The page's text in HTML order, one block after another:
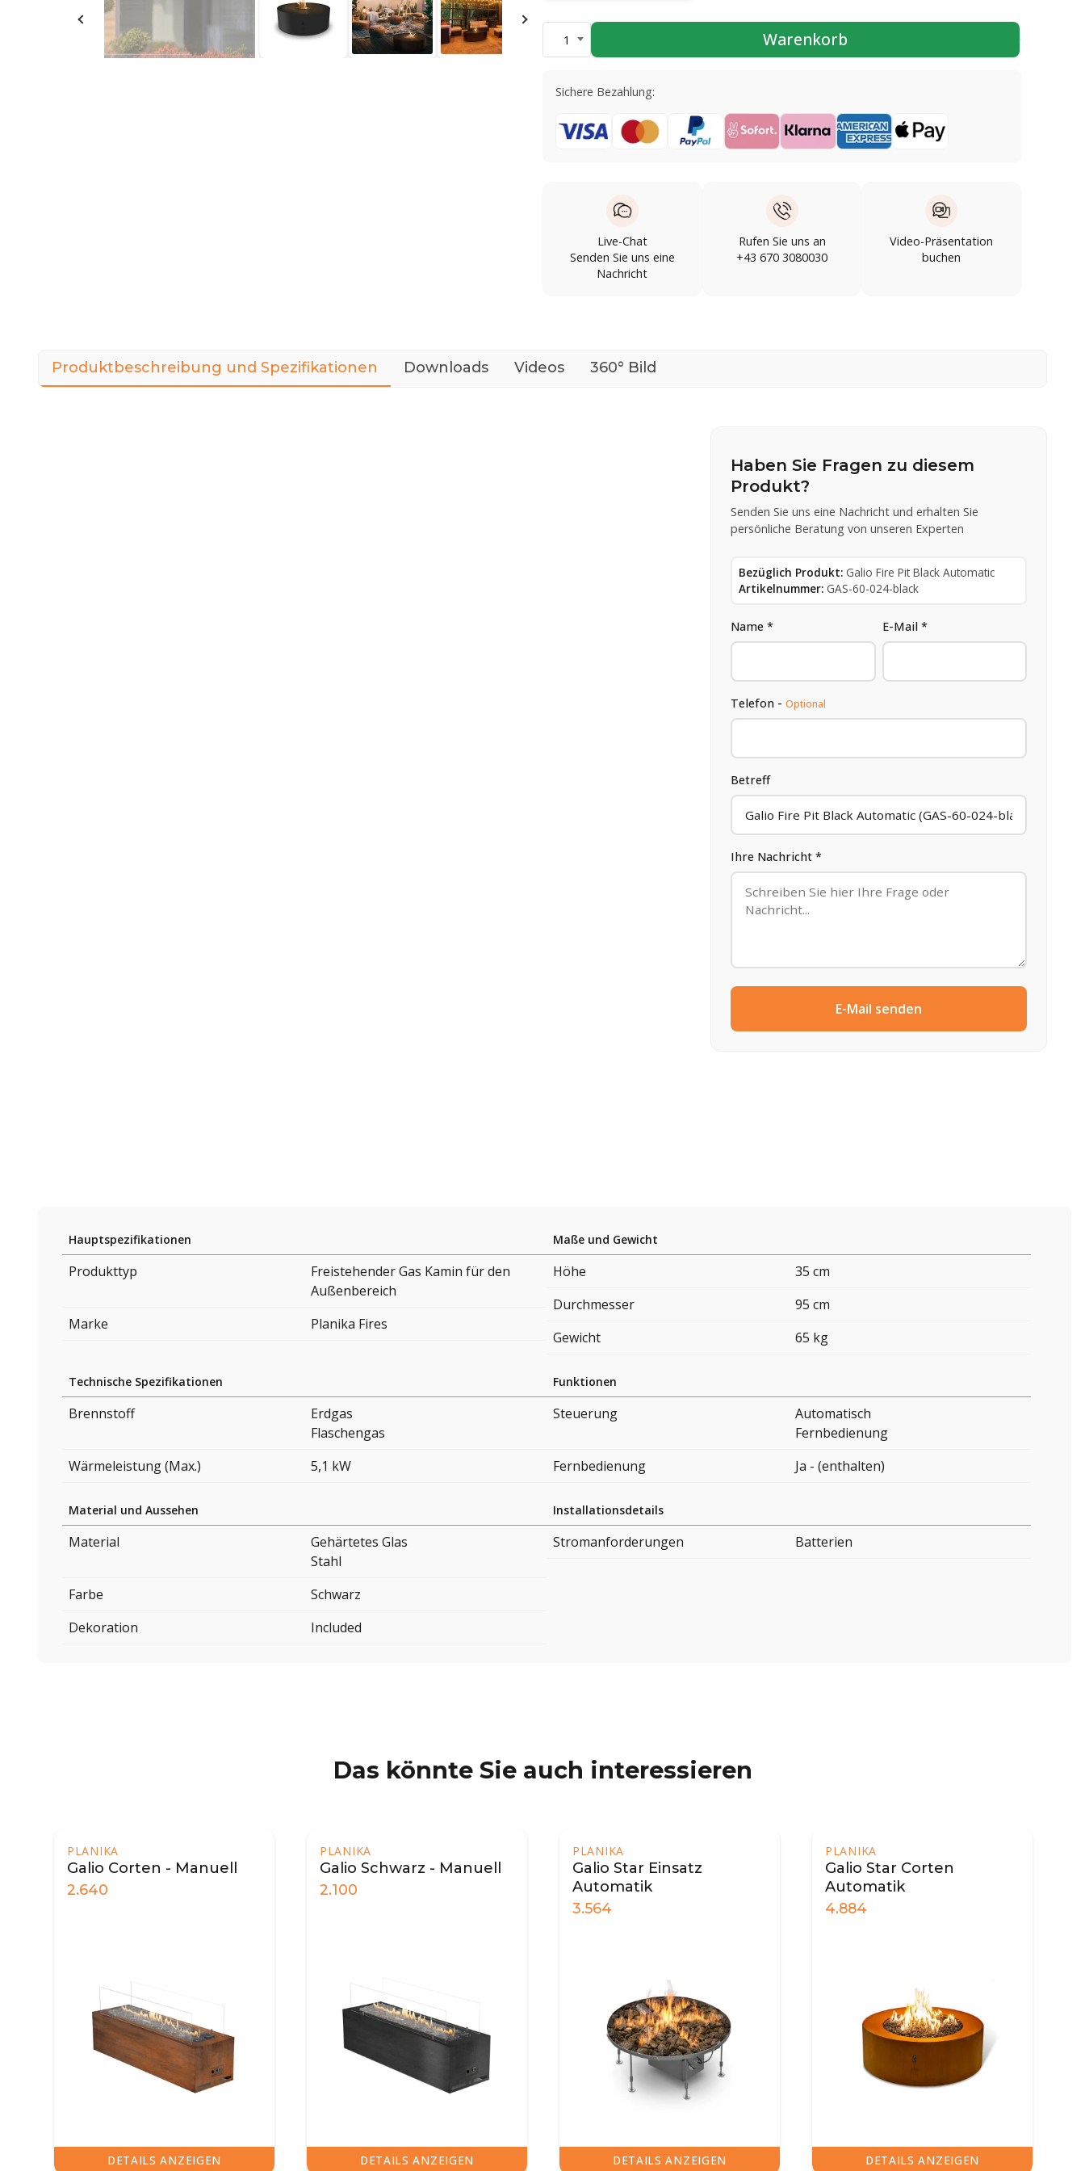
1 Warenkorb
Sichere Bezahlung:
Live-Chat
Senden Sie uns eine
Nachricht
Rufen Sie uns an
+43 670 3080030
Video-Präsentation
buchen
Produktbeschreibung und Spezifikationen Downloads Videos 360° Bild
Haben Sie Fragen zu diesem
Produkt?
Senden Sie uns eine Nachricht und erhalten Sie
persönliche Beratung von unseren Experten
Bezüglich Produkt: Galio Fire Pit Black Automatic
Artikelnummer: GAS-60-024-black
Name * E-Mail *
Telefon -Optional
Betreff
Ihre Nachricht *
E-Mail senden
Hauptspezifikationen
Produkttyp
Freistehender Gas Kamin für den
Außenbereich
Marke
Planika Fires
Maße und Gewicht
Höhe
35 cm
Durchmesser
95 cm
Gewicht
65 kg
Technische Spezifikationen
Brennstoff
Erdgas
Flaschengas
Wärmeleistung (Max.)
5,1 kW
Funktionen
Steuerung
Automatisch
Fernbedienung
Fernbedienung
Ja - (enthalten)
Material und Aussehen
Material
Gehärtetes Glas
Stahl
Farbe
Schwarz
Dekoration
Included
Installationsdetails
Stromanforderungen Batterien
Das könnte Sie auch interessieren
PLANIKA
Galio Corten - Manuell
2.640
DETAILS ANZEIGEN
PLANIKA
Galio Schwarz - Manuell
2.100
DETAILS ANZEIGEN
PLANIKA
Galio Star Einsatz
Automatik
3.564
DETAILS ANZEIGEN
PLANIKA
Galio Star Corten
Automatik
4.884
DETAILS ANZEIGEN